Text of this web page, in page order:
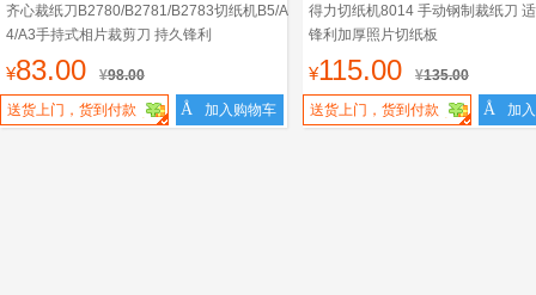
齐心裁纸刀B2780/B2781/B2783切纸机B5/A
4/A3手持式相片裁剪刀 持久锋利
¥83.00 ¥98.00
送货上门，货到付款 Å 加入购物车
得力切纸机8014 手动钢制裁纸刀
锋利加厚照片切纸板
¥115.00 ¥135.00
送货上门，货到付款 Å 加